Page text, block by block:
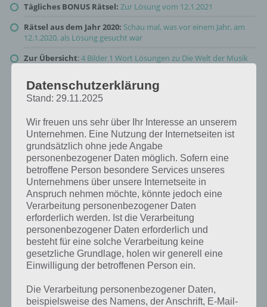
Tägliches BONUS Rätsel: Zur Lösung vom 12.1.2021
Rätsel aus dem Jahr 2020: Schau mal, was vor einem Jahr, am
12.1.2020, als Lösung gesucht war
Zur Übersicht:4 Bilder 1 Wort Lösungen zu Die Welt der Musik
Datenschutzerklärung
Stand: 29.11.2025
Wir freuen uns sehr über Ihr Interesse an unserem
Unternehmen. Eine Nutzung der Internetseiten ist
grundsätzlich ohne jede Angabe
personenbezogener Daten möglich. Sofern eine
betroffene Person besondere Services unseres
Unternehmens über unsere Internetseite in
Anspruch nehmen möchte, könnte jedoch eine
Verarbeitung personenbezogener Daten
erforderlich werden. Ist die Verarbeitung
personenbezogener Daten erforderlich und
besteht für eine solche Verarbeitung keine
gesetzliche Grundlage, holen wir generell eine
Einwilligung der betroffenen Person ein.
Die Verarbeitung personenbezogener Daten,
beispielsweise des Namens, der Anschrift, E-Mail-